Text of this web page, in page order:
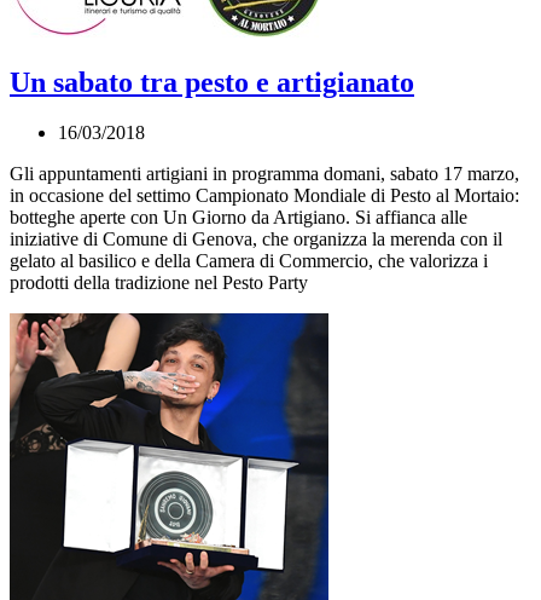
Un sabato tra pesto e artigianato
16/03/2018
Gli appuntamenti artigiani in programma domani, sabato 17 marzo,
in occasione del settimo Campionato Mondiale di Pesto al Mortaio:
botteghe aperte con Un Giorno da Artigiano. Si affianca alle
iniziative di Comune di Genova, che organizza la merenda con il
gelato al basilico e della Camera di Commercio, che valorizza i
prodotti della tradizione nel Pesto Party